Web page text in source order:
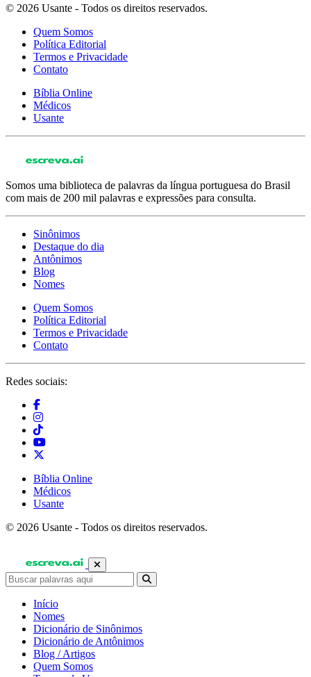
© 2026 Usante - Todos os direitos reservados.
Quem Somos
Política Editorial
Termos e Privacidade
Contato
Bíblia Online
Médicos
Usante
Somos uma biblioteca de palavras da língua portuguesa do Brasil
com mais de 200 mil palavras e expressões para consulta.
Sinônimos
Destaque do dia
Antônimos
Blog
Nomes
Quem Somos
Política Editorial
Termos e Privacidade
Contato
Redes sociais:
Bíblia Online
Médicos
Usante
© 2026 Usante - Todos os direitos reservados.
Início
Nomes
Dicionário de Sinônimos
Dicionário de Antônimos
Blog / Artigos
Quem Somos